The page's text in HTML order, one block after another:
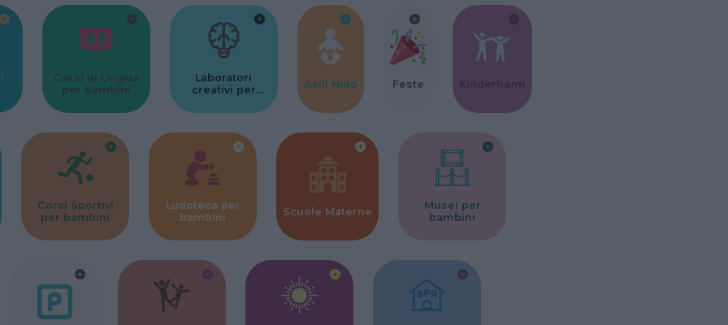
Corsi di Lingua
per bambini
Laboratori
creativi per
Asili Nido Feste Kinderheim
Corsi Sportivi
per bambini
Ludoteca per
bambini
Scuole Materne
Musei per
bambini